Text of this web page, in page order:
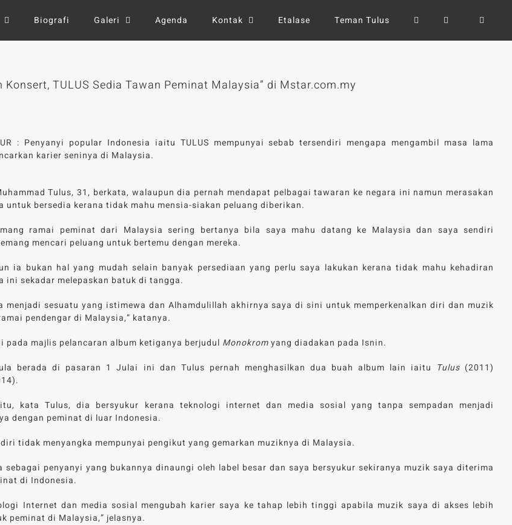
Biografi Galeri Agenda Kontak Etalase Teman Tulus
Konsert, TULUS Sedia Tawan Peminat Malaysia” di Mstar.com.my
: Penyanyi popular Indonesia iaitu TULUS mempunyai sebab tersendiri mengapa mengambil masa lama
karier seninya di Malaysia.
Tulus, 31, berkata, walaupun dia pernah mendapat pelbagai tawaran ke negara ini namun merasakan
untuk bersedia kerana tidak mahu mensia-siakan peluang diberikan.
ramai peminat dari Malaysia sering bertanya bila saya mahu datang ke Malaysia dan saya sendiri
mencari peluang untuk bertemu dengan mereka.
ia bukan hal yang mudah selain banyak persediaan yang perlu saya lakukan kerana tidak mahu kehadiran
ini sekadar melepaskan batuk di tangga.
menjadi sesuatu yang istimewa dan Alhamdulillah akhirnya saya di sini untuk memperkenalkan diri dan muzik
pendengar di Malaysia,” katanya.
pada majlis pelancaran album ketiganya berjudul Monokromyang diadakan pada Isnin.
berada di pasaran 1 Julai ini dan Tulus pernah menghasilkan dua buah album lain iaitu Tulus(2011)
kata Tulus, dia bersyukur kerana teknologi internet dan media sosial yang tanpa sempadan menjadi
dengan peminat di luar Indonesia.
tidak menyangka mempunyai pengikut yang gemarkan muziknya di Malaysia.
sebagai penyanyi yang bukannya dinaungi oleh label besar dan saya bersyukur sekiranya muzik saya diterima
di Indonesia.
Internet dan media sosial mengubah karier saya ke tahap lebih tinggi apabila muzik saya di akses lebih
peminat di Malaysia,” jelasnya.